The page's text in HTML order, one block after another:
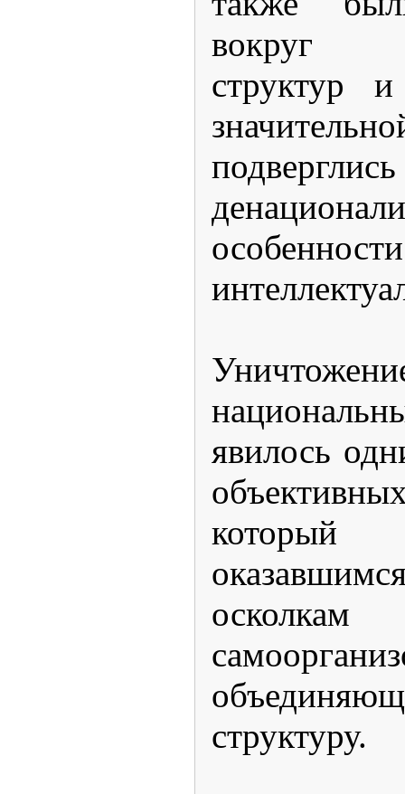
вокруг
структур
явилось
который
структуру.